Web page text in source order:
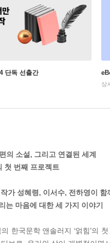
단독 선출간
상
의 소설, 그리고 연결된 세계
첫 번째 프로젝트
가 성혜령, 이서수, 전하영이 함
는 마음에 대한 세 가지 이야기
한국문학 앤솔러지 ‘얽힘’의